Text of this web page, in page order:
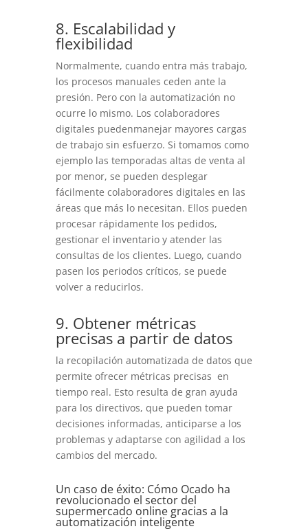
8. Escalabilidad y
flexibilidad
Normalmente, cuando entra más trabajo,
los procesos manuales ceden ante la
presión. Pero con la automatización no
ocurre lo mismo. Los colaboradores
digitales puedenmanejar mayores cargas
de trabajo sin esfuerzo. Si tomamos como
ejemplo las temporadas altas de venta al
por menor, se pueden desplegar
fácilmente colaboradores digitales en las
áreas que más lo necesitan. Ellos pueden
procesar rápidamente los pedidos,
gestionar el inventario y atender las
consultas de los clientes. Luego, cuando
pasen los periodos críticos, se puede
volver a reducirlos.
9. Obtener métricas
precisas a partir de datos
la recopilación automatizada de datos que
permite ofrecer métricas precisas en
tiempo real. Esto resulta de gran ayuda
para los directivos, que pueden tomar
decisiones informadas, anticiparse a los
problemas y adaptarse con agilidad a los
cambios del mercado.
Un caso de éxito: Cómo Ocado ha
revolucionado el sector del
supermercado online gracias a la
automatización inteligente